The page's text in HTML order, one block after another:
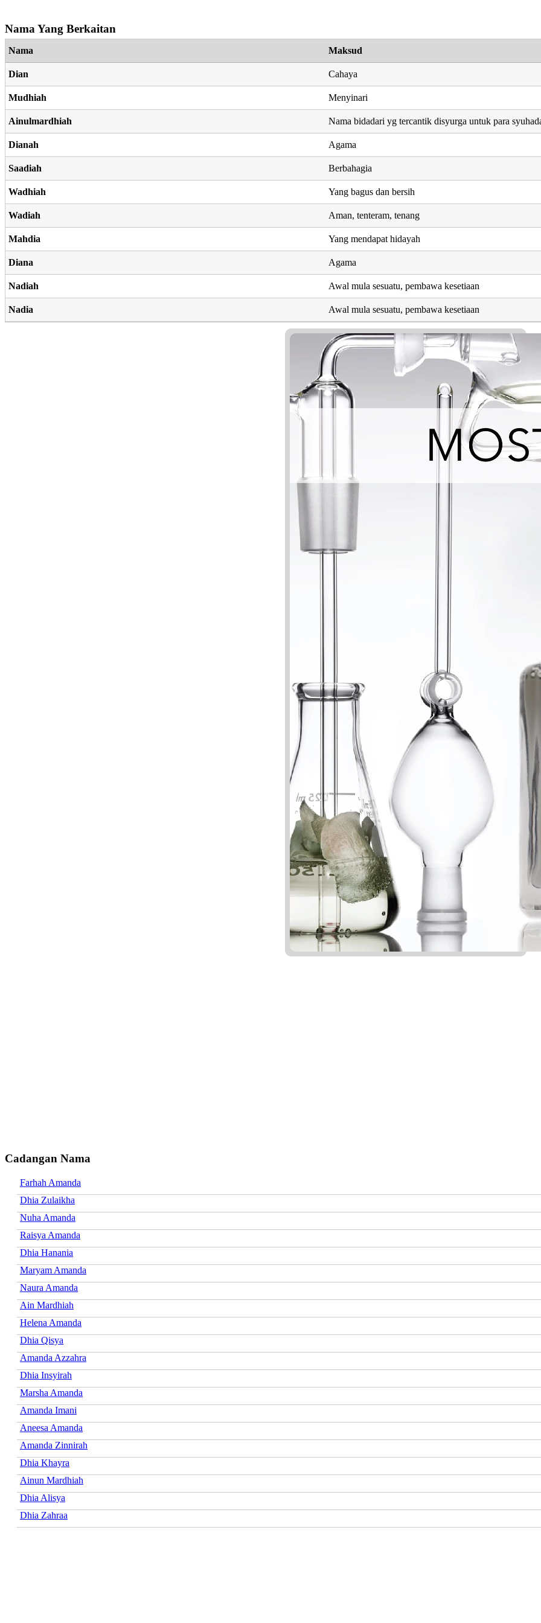
Nama Yang Berkaitan
Nama Maksud
Dian Cahaya
Mudhiah Menyinari
Ainulmardhiah Nama bidadari yg tercantik disyurga untuk para
Dianah Agama
Saadiah Berbahagia
Wadhiah Yang bagus dan bersih
Wadiah Aman, tenteram, tenang
Mahdia Yang mendapat hidayah
Diana Agama
Nadiah Awal mula sesuatu, pembawa kesetiaan
Nadia Awal mula sesuatu, pembawa kesetiaan
Cadangan Nama
Farhah Amanda
Dhia Zulaikha
Nuha Amanda
Raisya Amanda
Dhia Hanania
Maryam Amanda
Naura Amanda
Ain Mardhiah
Helena Amanda
Dhia Qisya
Amanda Azzahra
Dhia Insyirah
Marsha Amanda
Amanda Imani
Aneesa Amanda
Amanda Zinnirah
Dhia Khayra
Ainun Mardhiah
Dhia Alisya
Dhia Zahraa